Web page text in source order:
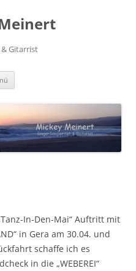
Gitarrist
In-Den-Mai“ Auftritt mit
in Gera am 30.04. und
schaffe ich es
in die „WEBEREI“